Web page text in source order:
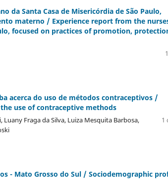
da Santa Casa de Misericórdia de São Paulo,
materno / Experience report from the
focused on practices of promotion,
acerca do uso de métodos contraceptivos /
use of contraceptive methods
Luany Fraga da Silva, Luiza Mesquita Barbosa,
1
- Mato Grosso do Sul / Sociodemographic